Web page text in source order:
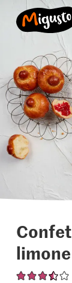
limone